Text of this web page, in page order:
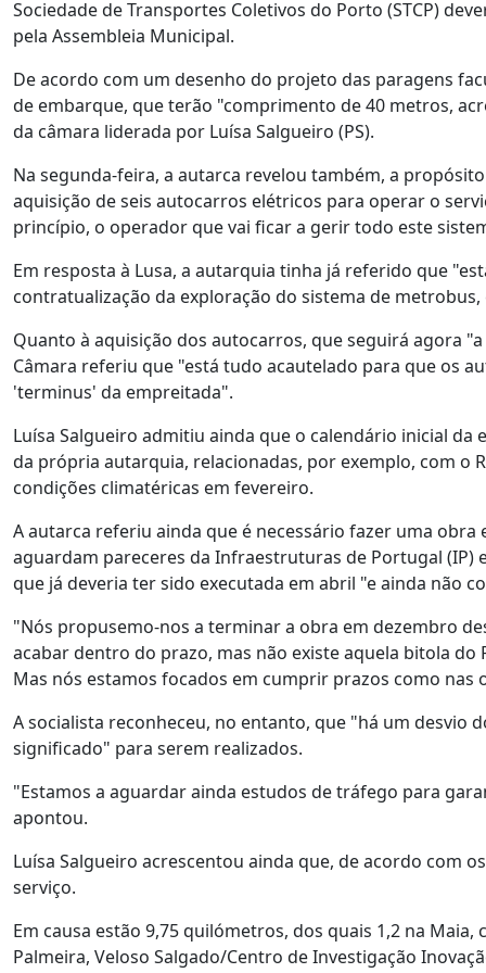
Sociedade de Transportes Coletivos do Porto (STCP)
pela Assembleia Municipal.
De acordo com um desenho do projeto das paragens
de embarque, que terão "comprimento de 40 metros,
da câmara liderada por Luísa Salgueiro (PS).
Na segunda-feira, a autarca revelou também, a
aquisição de seis autocarros elétricos para operar o
princípio, o operador que vai ficar a gerir todo este
Em resposta à Lusa, a autarquia tinha já referido que
contratualização da exploração do sistema de
Quanto à aquisição dos autocarros, que seguirá agora
Câmara referiu que "está tudo acautelado para que os
'terminus' da empreitada".
Luísa Salgueiro admitiu ainda que o calendário inicial
da própria autarquia, relacionadas, por exemplo, com o
condições climatéricas em fevereiro.
A autarca referiu ainda que é necessário fazer uma
aguardam pareceres da Infraestruturas de Portugal (IP)
que já deveria ter sido executada em abril "e ainda não
"Nós propusemo-nos a terminar a obra em dezembro
acabar dentro do prazo, mas não existe aquela bitola do
Mas nós estamos focados em cumprir prazos como nas
A socialista reconheceu, no entanto, que "há um desvio
significado" para serem realizados.
"Estamos a aguardar ainda estudos de tráfego para
apontou.
Luísa Salgueiro acrescentou ainda que, de acordo com
serviço.
Em causa estão 9,75 quilómetros, dos quais 1,2 na
Palmeira, Veloso Salgado/Centro de Investigação